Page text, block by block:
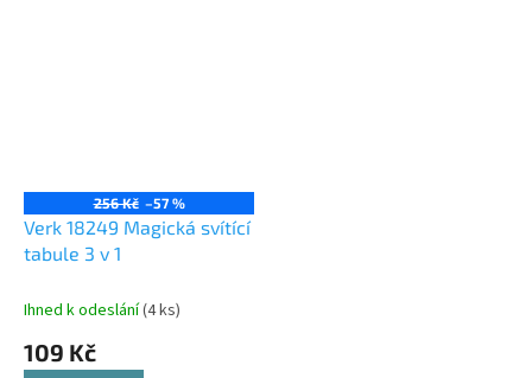
256 Kč –57 %
Verk 18249 Magická svítící
tabule 3 v 1
Ihned k odeslání(4 ks)
109 Kč